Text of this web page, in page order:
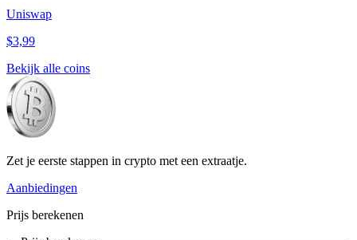
Uniswap
$3,99
Bekijk alle coins
Zet je eerste stappen in crypto met een extraatje.
Aanbiedingen
Prijs berekenen